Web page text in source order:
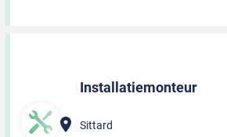
Installatiemonteur
Sittard